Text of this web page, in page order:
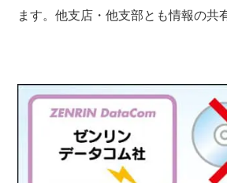
ます。他支店・他支部とも情報の共